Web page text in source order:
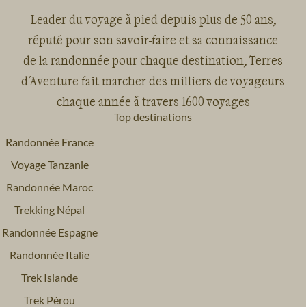
Leader du voyage à pied depuis plus de 50 ans,
réputé pour son savoir-faire et sa connaissance
de la randonnée pour chaque destination, Terres
d'Aventure fait marcher des milliers de voyageurs
chaque année à travers 1600 voyages
Top destinations
Randonnée France
Voyage Tanzanie
Randonnée Maroc
Trekking Népal
Randonnée Espagne
Randonnée Italie
Trek Islande
Trek Pérou